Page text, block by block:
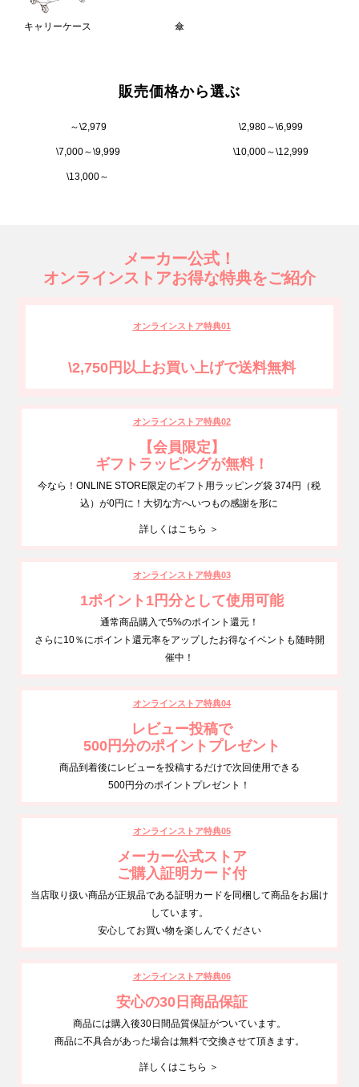
キャリーケース 傘
販売価格から選ぶ
～\2,979 \2,980～\6,999
\7,000～\9,999 \10,000～\12,999
\13,000～
メーカー公式！
オンラインストアお得な特典をご紹介
オンラインストア特典01
\2,750円以上お買い上げで送料無料
オンラインストア特典02
【会員限定】
ギフトラッピングが無料！
今なら！ONLINE STORE限定のギフト用ラッピング袋 374円（税
込）が0円に！大切な方へいつもの感謝を形に
詳しくはこちら ＞
オンラインストア特典03
1ポイント1円分として使用可能
通常商品購入で5%のポイント還元！
さらに10％にポイント還元率をアップしたお得なイベントも随時開
催中！
オンラインストア特典04
レビュー投稿で
500円分のポイントプレゼント
商品到着後にレビューを投稿するだけで次回使用できる
500円分のポイントプレゼント！
オンラインストア特典05
メーカー公式ストア
ご購入証明カード付
当店取り扱い商品が正規品である証明カードを同梱して商品をお届け
しています。
安心してお買い物を楽しんでください
オンラインストア特典06
安心の30日商品保証
商品には購入後30日間品質保証がついています。
商品に不具合があった場合は無料で交換させて頂きます。
詳しくはこちら ＞